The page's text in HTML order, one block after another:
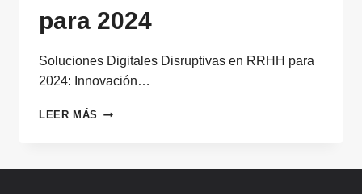
para 2024
Soluciones Digitales Disruptivas en RRHH para
2024: Innovación…
LEER MÁS SOLUCIONES